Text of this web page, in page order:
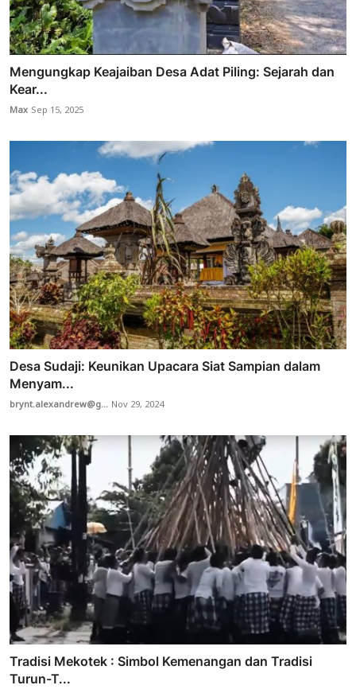
Mengungkap Keajaiban Desa Adat Piling: Sejarah dan
Kear...
Max Sep 15, 2025
Desa Sudaji: Keunikan Upacara Siat Sampian dalam
Menyam...
brynt.alexandrew@g... Nov 29, 2024
Tradisi Mekotek : Simbol Kemenangan dan Tradisi
Turun-T...